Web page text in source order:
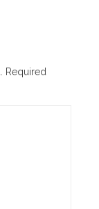
Required